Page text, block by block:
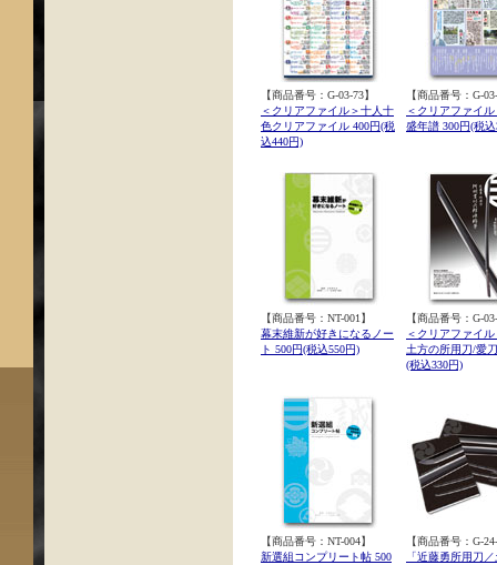
【商品番号：G-03-73】
＜クリアファイル＞十人十
色クリアファイル 400円(税
込440円)
【商品番号：G-
＜クリアファイ
盛年譜 300円(税込
【商品番号：NT-001】
幕末維新が好きになるノー
ト 500円(税込550円)
【商品番号：G-
＜クリアファイ
土方の所用刀/愛
(税込330円)
【商品番号：NT-004】
新選組コンプリート帖 500
【商品番号：G-
「近藤勇所用刀